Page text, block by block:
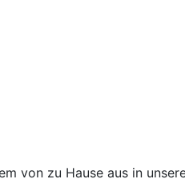
von zu Hause aus in